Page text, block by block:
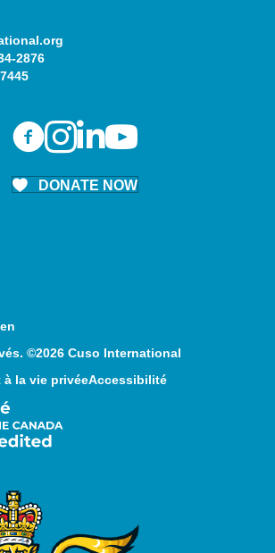
2876
DONATE NOW
©2026 Cuso International
la vie privéeAccessibilité